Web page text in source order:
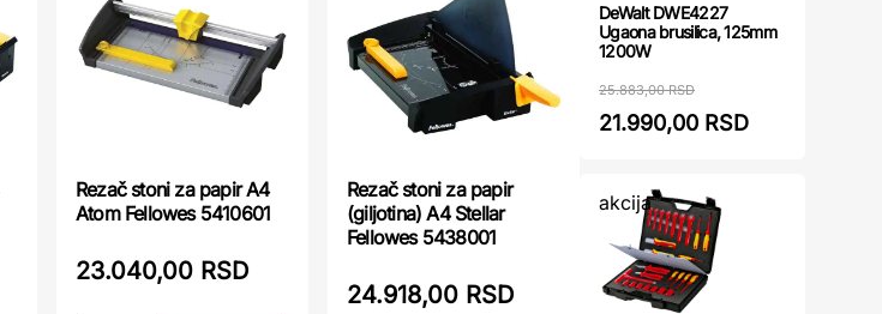
Rezač stoni za papir A4
Atom Fellowes 5410601
23.040,00 RSD
Rezač stoni za papir
(giljotina) A4 Stellar
Fellowes 5438001
24.918,00 RSD
DeWalt DWE4227
Ugaona brusilica, 125mm
1200W
25.883,00 RSD
21.990,00 RSD
akcija